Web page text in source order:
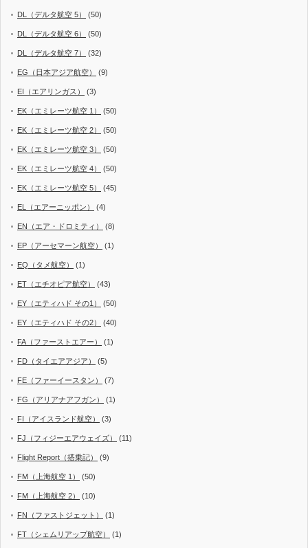
DL（デルタ航空 5） (50)
DL（デルタ航空 6） (50)
DL（デルタ航空 7） (32)
EG（日本アジア航空） (9)
EI（エアリンガス） (3)
EK（エミレーツ航空 1） (50)
EK（エミレーツ航空 2） (50)
EK（エミレーツ航空 3） (50)
EK（エミレーツ航空 4） (50)
EK（エミレーツ航空 5） (45)
EL（エアーニッポン） (4)
EN（エア・ドロミティ） (8)
EP（アーセマーン航空） (1)
EQ（タメ航空） (1)
ET（エチオピア航空） (43)
EY（エティハド その1） (50)
EY（エティハド その2） (40)
FA（ファーストエアー） (1)
FD（タイエアアジア） (5)
FE（ファーイースタン） (7)
FG（アリアナアフガン） (1)
FI（アイスランド航空） (3)
FJ（フィジーエアウェイズ） (11)
Flight Report（搭乗記） (9)
FM（上海航空 1） (50)
FM（上海航空 2） (10)
FN（ファストジェット） (1)
FT（シェムリアップ航空） (1)